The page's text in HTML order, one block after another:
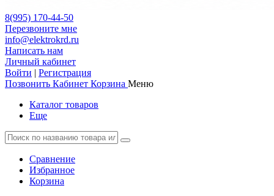
8(995) 170-44-50
Перезвоните мне
info@elektrokrd.ru
Написать нам
Личный кабинет
Войти | Регистрация
Позвонить Кабинет Корзина Меню
Каталог товаров
Еще
Сравнение
Избранное
Корзина